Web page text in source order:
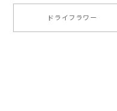
ドライフラワー